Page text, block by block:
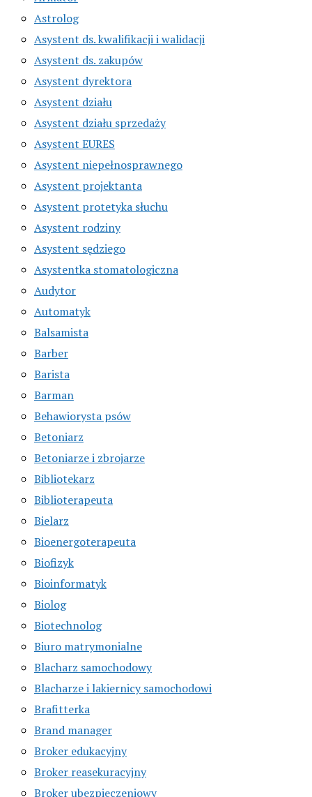
Astrolog
Asystent ds. kwalifikacji i walidacji
Asystent ds. zakupów
Asystent dyrektora
Asystent działu
Asystent działu sprzedaży
Asystent EURES
Asystent niepełnosprawnego
Asystent projektanta
Asystent protetyka słuchu
Asystent rodziny
Asystent sędziego
Asystentka stomatologiczna
Audytor
Automatyk
Balsamista
Barber
Barista
Barman
Behawiorysta psów
Betoniarz
Betoniarze i zbrojarze
Bibliotekarz
Biblioterapeuta
Bielarz
Bioenergoterapeuta
Biofizyk
Bioinformatyk
Biolog
Biotechnolog
Biuro matrymonialne
Blacharz samochodowy
Blacharze i lakiernicy samochodowi
Brafitterka
Brand manager
Broker edukacyjny
Broker reasekuracyjny
Broker ubezpieczeniowy